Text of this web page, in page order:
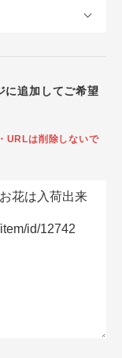
に追加してご希望
URLは削除しないで